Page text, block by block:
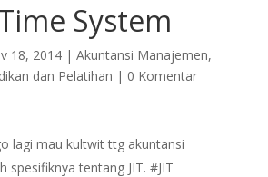
System
18, 2014| Akuntansi Manajemen,
dan Pelatihan | 0 Komentar
lagi mau kultwit ttg akuntansi
spesifiknya tentang JIT. #JIT